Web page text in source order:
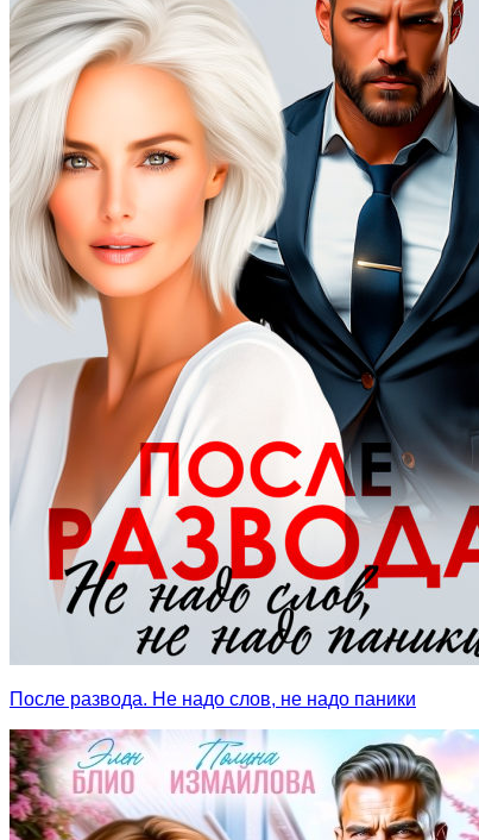
После развода. Не надо слов, не надо паники